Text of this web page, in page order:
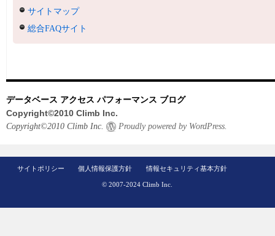
サイトマップ
総合FAQサイト
データベース アクセス パフォーマンス ブログ
Copyright©2010 Climb Inc.
Copyright©2010 Climb Inc. Proudly powered by WordPress.
サイトポリシー 個人情報保護方針 情報セキュリティ基本方針
© 2007-2024 Climb Inc.